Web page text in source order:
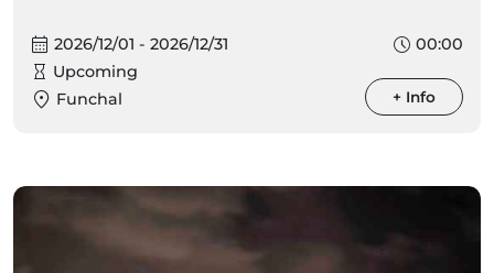
2026/12/01 - 2026/12/31
00:00
Upcoming
Funchal
+ Info